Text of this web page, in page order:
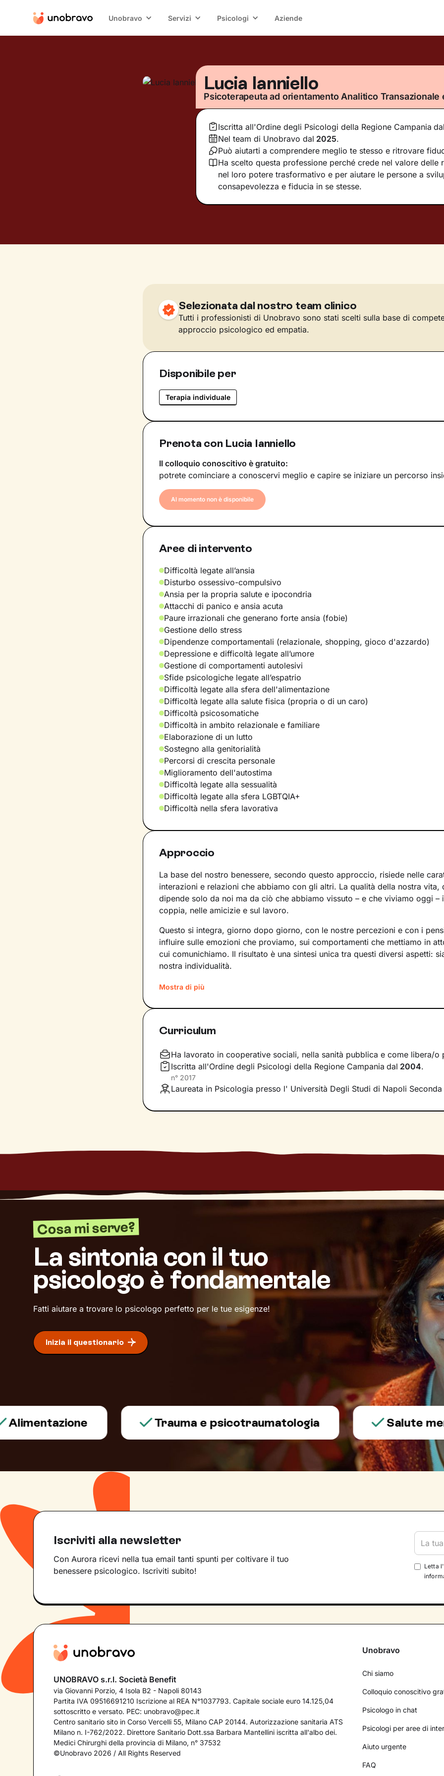
Unobravo Servizi Psicologi Aziende
Lucia Ianniello
Psicoterapeuta ad orientamento Analitico Transazionale
Iscritta all'Ordine degli Psicologi della Regione Campania dal
Nel team di Unobravo dal 2025.
Può aiutarti a comprendere meglio te stesso e ritrovare
Ha scelto questa professione perché crede nel valore delle
nel loro potere trasformativo e per aiutare le persone a
consapevolezza e fiducia in se stesse.
Selezionata dal nostro team clinico
Tutti i professionisti di Unobravo sono stati scelti sulla base di
approccio psicologico ed empatia.
Disponibile per
Terapia individuale
Prenota con Lucia Ianniello
Il colloquio conoscitivo è gratuito:
potrete cominciare a conoscervi meglio e capire se iniziare un percorso
Al momento non è disponibile
Aree di intervento
Difficoltà legate all’ansia
Disturbo ossessivo-compulsivo
Ansia per la propria salute e ipocondria
Attacchi di panico e ansia acuta
Paure irrazionali che generano forte ansia (fobie)
Gestione dello stress
Dipendenze comportamentali (relazionale, shopping, gioco d'azzardo)
Depressione e difficoltà legate all’umore
Gestione di comportamenti autolesivi
Sfide psicologiche legate all’espatrio
Difficoltà legate alla sfera dell'alimentazione
Difficoltà legate alla salute fisica (propria o di un caro)
Difficoltà psicosomatiche
Difficoltà in ambito relazionale e familiare
Elaborazione di un lutto
Sostegno alla genitorialità
Percorsi di crescita personale
Miglioramento dell'autostima
Difficoltà legate alla sessualità
Difficoltà legate alla sfera LGBTQIA+
Difficoltà nella sfera lavorativa
Approccio
La base del nostro benessere, secondo questo approccio, risiede nelle
interazioni e relazioni che abbiamo con gli altri. La qualità della nostra vita,
dipende solo da noi ma da ciò che abbiamo vissuto – e che viviamo oggi –
coppia, nelle amicizie e sul lavoro.
Questo si integra, giorno dopo giorno, con le nostre percezioni e con i
influire sulle emozioni che proviamo, sui comportamenti che mettiamo in
cui comunichiamo. Il risultato è una sintesi unica tra questi diversi aspetti:
nostra individualità.
Sul ponte che si crea tra il mondo interno e quello esterno si inserisce il
del tuo presente. La voglia di cambiamento sarà la motivazione necessaria
comportamenti, alla ricerca di un nuovo livello di consapevolezza.
fondamentale per comprendere cosa cambiare e come farlo. Nello spazio
accoglienza che si creerà, avrai modo di rileggere la tua realtà
inediti che ti permetteranno di affrontare la vita con attitudine ed energia
Mostra di più
Curriculum
Ha lavorato in cooperative sociali, nella sanità pubblica e come libera/o
Iscritta all'Ordine degli Psicologi della Regione Campania dal 2004.
n° 2017
Laureata in Psicologia presso l' Università Degli Studi di Napoli Seconda
Cosa mi serve?
La sintonia con il tuo
psicologo è fondamentale
Fatti aiutare a trovare lo psicologo perfetto per le tue esigenze!
Inizia il questionario
Trauma e psicotraumatologia Salute mentale
Iscriviti alla newsletter
Con Aurora ricevi nella tua email tanti spunti per coltivare il tuo
benessere psicologico. Iscriviti subito!
Letta l'
UNOBRAVO s.r.l. Società Benefit
via Giovanni Porzio, 4 Isola B2 - Napoli 80143
Partita IVA 09516691210 Iscrizione al REA N°1037793. Capitale sociale euro 14.125,04
sottoscritto e versato. PEC: unobravo@pec.it
Centro sanitario sito in Corso Vercelli 55, Milano CAP 20144. Autorizzazione sanitaria ATS
Milano n. I-762/2022. Direttore Sanitario Dott.ssa Barbara Mantellini iscritta all'albo dei.
Medici Chirurghi della provincia di Milano, n° 37532
©Unobravo 2026 / All Rights Reserved
Unobravo
Chi siamo
Colloquio conoscitivo
Psicologo in chat
Psicologi per aree di
Aiuto urgente
FAQ